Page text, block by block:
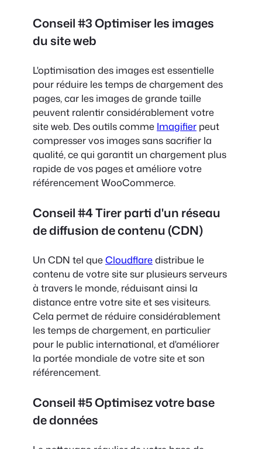
Conseil #3 Optimiser les images
du site web
L'optimisation des images est essentielle
pour réduire les temps de chargement des
pages, car les images de grande taille
peuvent ralentir considérablement votre
site web. Des outils comme Imagifier peut
compresser vos images sans sacrifier la
qualité, ce qui garantit un chargement plus
rapide de vos pages et améliore votre
référencement WooCommerce.
Conseil #4 Tirer parti d'un réseau
de diffusion de contenu (CDN)
Un CDN tel queCloudflaredistribue le
contenu de votre site sur plusieurs serveurs
à travers le monde, réduisant ainsi la
distance entre votre site et ses visiteurs.
Cela permet de réduire considérablement
les temps de chargement, en particulier
pour le public international, et d'améliorer
la portée mondiale de votre site et son
référencement.
Conseil #5 Optimisez votre base
de données